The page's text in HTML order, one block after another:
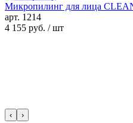
Микропилинг для лица
арт. 1214
4 155 руб. / шт
‹ ›